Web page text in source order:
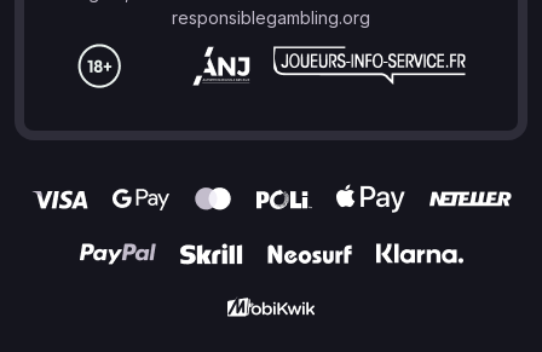
responsiblegambling.org